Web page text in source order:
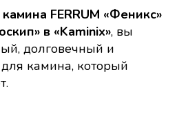
FERRUM «Феникс»
в «Kaminix», вы
долговечный и
камина, который